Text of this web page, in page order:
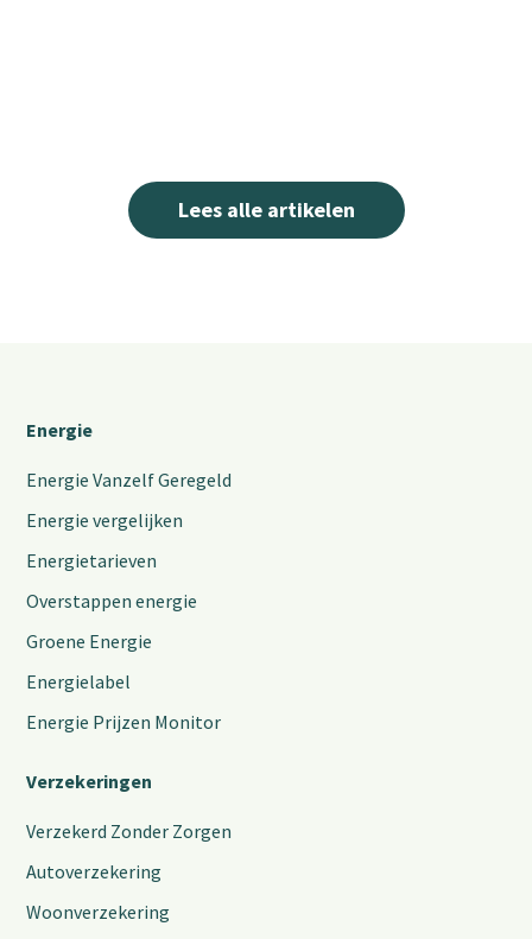
Lees alle artikelen
Energie
Energie Vanzelf Geregeld
Energie vergelijken
Energietarieven
Overstappen energie
Groene Energie
Energielabel
Energie Prijzen Monitor
Verzekeringen
Verzekerd Zonder Zorgen
Autoverzekering
Woonverzekering